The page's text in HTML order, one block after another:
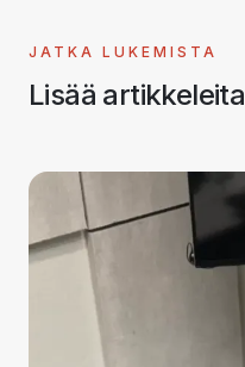
JATKA LUKEMISTA
Lisää artikkeleita